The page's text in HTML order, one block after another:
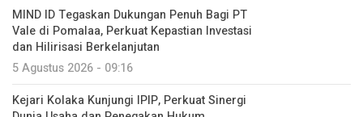
MIND ID Tegaskan Dukungan Penuh Bagi PT
Vale di Pomalaa, Perkuat Kepastian Investasi
dan Hilirisasi Berkelanjutan
5 Agustus 2026 - 09:16
Kejari Kolaka Kunjungi IPIP, Perkuat Sinergi